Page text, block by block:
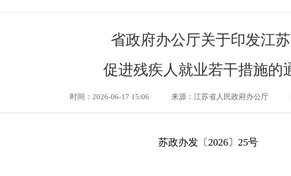
省政府办公厅关于印发江
促进残疾人就业若干措施的
时间：2026-06-17 15:06 来源：江苏省人民政府办公厅
苏政办发〔2026〕25号